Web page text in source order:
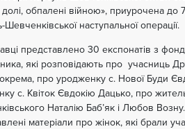
долі, обпалені війною», приурочена до
Шевченківської наступальної операції.
представлено 30 експонатів з
які розповідають про учасниць
про уродженку с. Нової Буди
с. Квіток Євдокію Дацько, про
Наталію Баб’як і Любов
матеріали про жінок, які брали